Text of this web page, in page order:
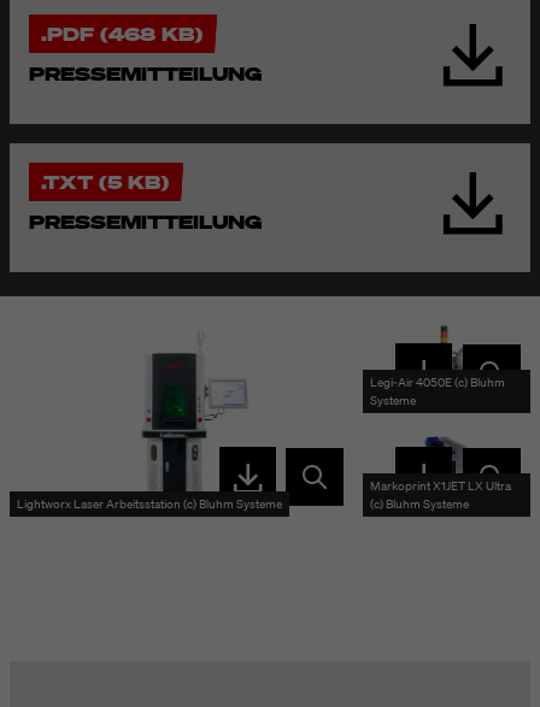
.PDF (468 KB)
PRESSEMITTEILUNG
.TXT (5 KB)
PRESSEMITTEILUNG
Lightworx Laser Arbeitsstation (c) Bluhm Systeme
Legi-Air 4050E (c) Bluhm
Systeme
Markoprint X1JET LX Ultra
(c) Bluhm Systeme